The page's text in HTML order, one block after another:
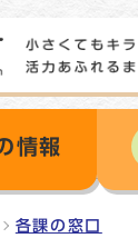
情報
各課の窓口